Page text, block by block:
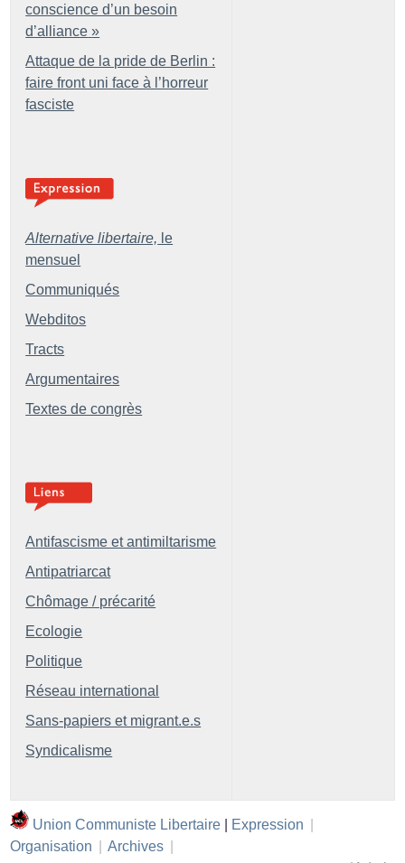
conscience d’un besoin
d’alliance »
Attaque de la pride de Berlin :
faire front uni face à l’horreur
fasciste
Alternative libertaire, le
mensuel
Communiqués
Webditos
Tracts
Argumentaires
Textes de congrès
Antifascisme et antimiltarisme
Antipatriarcat
Chômage / précarité
Ecologie
Politique
Réseau international
Sans-papiers et migrant.e.s
Syndicalisme
Union Communiste Libertaire Expression
Organisation
Archives